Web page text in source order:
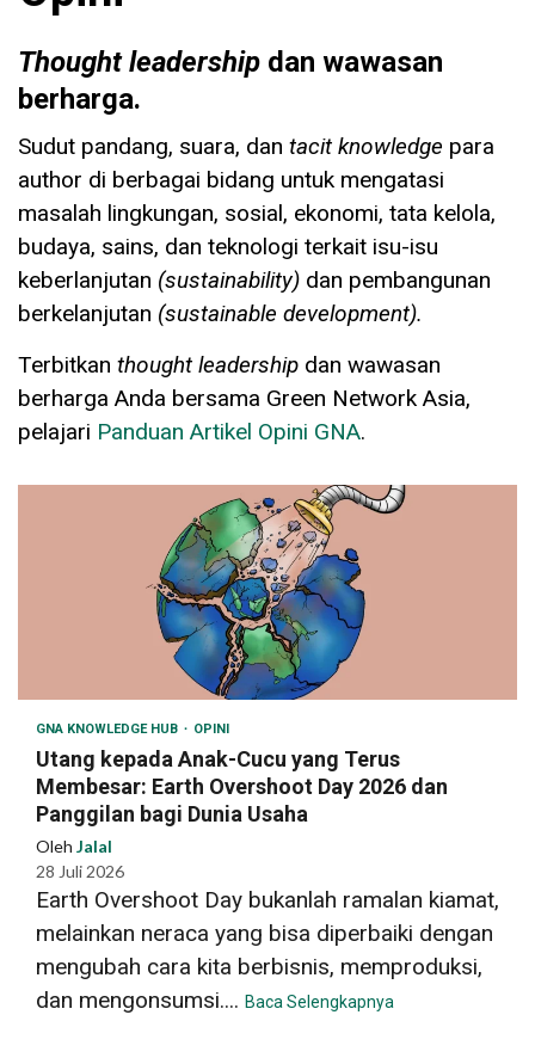
Thought leadership dan wawasan
berharga.
Sudut pandang, suara, dan tacit knowledge para
author di berbagai bidang untuk mengatasi
masalah lingkungan, sosial, ekonomi, tata kelola,
budaya, sains, dan teknologi terkait isu-isu
keberlanjutan (sustainability) dan pembangunan
berkelanjutan (sustainable development).
Terbitkan thought leadership dan wawasan
berharga Anda bersama Green Network Asia,
pelajari Panduan Artikel Opini GNA.
GNA KNOWLEDGE HUB OPINI
Utang kepada Anak-Cucu yang Terus
Membesar: Earth Overshoot Day 2026 dan
Panggilan bagi Dunia Usaha
Oleh Jalal
28 Juli 2026
Earth Overshoot Day bukanlah ramalan kiamat,
melainkan neraca yang bisa diperbaiki dengan
mengubah cara kita berbisnis, memproduksi,
dan mengonsumsi.... Baca Selengkapnya